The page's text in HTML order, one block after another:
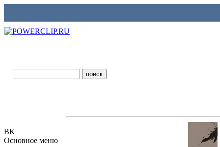
ВК
Основное меню